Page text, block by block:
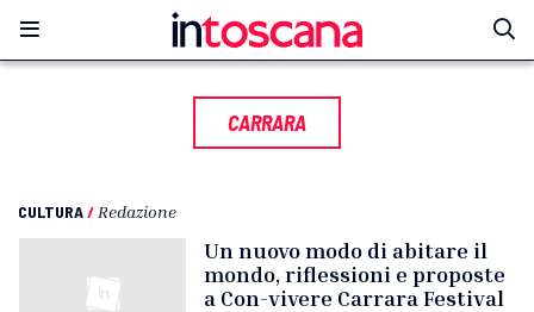
CARRARA
CULTURA/ Redazione
Un nuovo modo di abitare il
mondo, riflessioni e proposte
a Con-vivere Carrara Festival